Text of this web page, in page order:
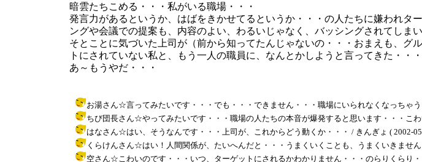
暗雲たちこめる・・・私がいる職場・・・
発言力があるというか、はばをきかせてるというか・・・の人たちに嫌われタ
ングや会議での提案も、内容のよい、わるいじゃなく、バッシングされてしま
そとことに気づいた上司が（前から知ってたんじゃないの・・・おまえも、
トにされていない私と、もう一人の職員に、なんとかしようと言ってきた・・
あ～もうやだ・・・
お湯さん☆言ってみたいです・・・でも・・・できません・・・職場にいられなくなっちゃ
ちび団長さん☆やってみたいです・・・職場の人たちの本音が爆発すると思います・・・こ
はなさん☆はい、そうなんです・・・上司が、これからどう動くか・・・ / きんぎょ ( 2002-
くらけんさん☆はい！人間関係が、たいへんだと・・・うまくいくことも、うまくいきませ
空さん☆こわいのです・・・いつ、ターゲットにされるかわかりません・・・のらりくらり